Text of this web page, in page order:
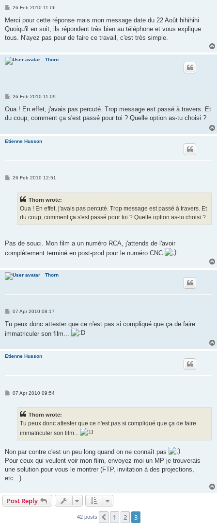
P
s
26 Feb 2010 11:06
Merci pour cette réponse mais mon message date du 22 Août hihihihi
Quoiqu'il en soit, ils répondent très bien au téléphone et vous explique
tous. N'ayez pas peur de faire ce travail, c'est très simple.
Thorn
P
s
26 Feb 2010 11:09
Oua ! En effet, j'avais pas percuté. Trop message est passé à travers. Et
du coup, comment ça s'est passé pour toi ? Quelle option as-tu choisi ?
Etienne Husson
P26 Feb 2010 12:51
Thorn wrote:
Oua ! En effet, j'avais pas percuté. Trop message est passé à travers. Et
du coup, comment ça s'est passé pour toi ? Quelle option as-tu choisi ?
Pas de souci. Mon film a un numéro RCA, j'attends de l'avoir
complètement terminé en post-prod pour le numéro CNC
Thorn
P
s
07 Apr 2010 08:17
Tu peux donc attester que ce n'est pas si compliqué que ça de faire
immatriculer son film...
Etienne Husson
P07 Apr 2010 09:54
Thorn wrote:
Tu peux donc attester que ce n'est pas si compliqué que ça de faire
immatriculer son film...
Non par contre c'est un peu long quand on ne connaît pas
Pour ceux qui veulent voir mon film, envoyez moi un MP je trouverais
une solution pour vous le montrer (FTP, invitation à des projections,
etc...)
Post Reply
42 posts Previous
1 2 3